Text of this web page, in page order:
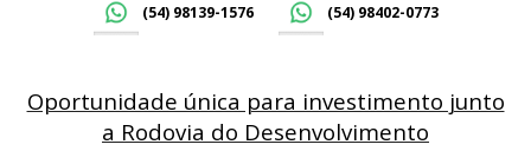
(54) 98139-1576 (54) 98402-0773
Oportunidade única para investimento junto
a Rodovia do Desenvolvimento